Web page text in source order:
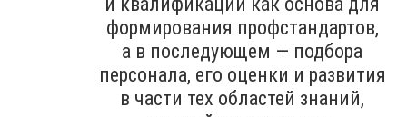
формирования профстандартов,
а в последующем — подбора
персонала, его оценки и развития
в части тех областей знаний,